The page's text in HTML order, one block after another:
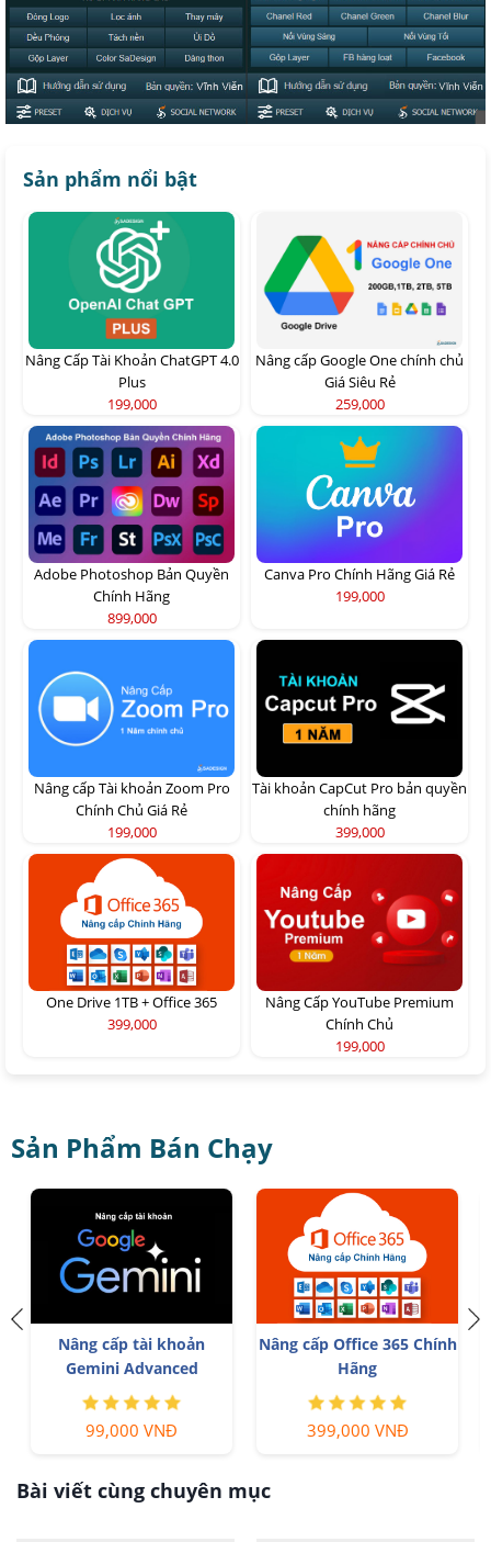
Sản phẩm nổi bật
Nâng Cấp Tài Khoản ChatGPT 4.0
Plus
199,000
Nâng cấp Google One chính chủ
Giá Siêu Rẻ
259,000
Adobe Photoshop Bản Quyền
Chính Hãng
899,000
Canva Pro Chính Hãng Giá Rẻ
199,000
Nâng cấp Tài khoản Zoom Pro
Chính Chủ Giá Rẻ
199,000
Tài khoản CapCut Pro bản quyền
chính hãng
399,000
One Drive 1TB + Office 365
399,000
Nâng Cấp YouTube Premium
Chính Chủ
199,000
Sản Phẩm Bán Chạy
Nâng cấp tài khoản
Gemini Advanced
99,000 VNĐ
Nâng cấp Office 365 Chính
Hãng
399,000 VNĐ
Bài viết cùng chuyên mục